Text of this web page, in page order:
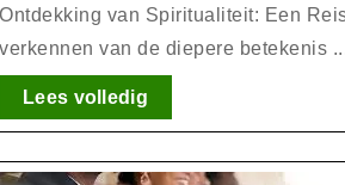
2026
Ontdekking van Spiritualiteit: Een
verkennen van de diepere betekenis
Lees volledigLees
volledig